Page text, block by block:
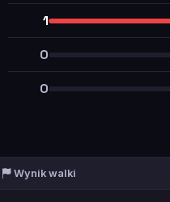
1
0
0
Wynik walki